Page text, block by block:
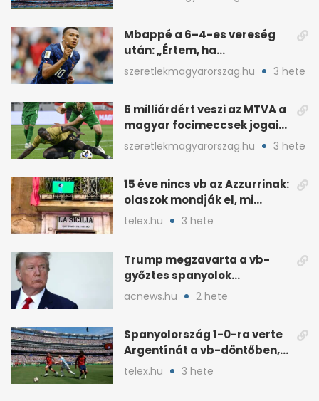
Mbappé a 6–4-es vereség
után: „Értem, ha
pofátlanságnak tűnt”
szeretlekmagyarorszag.hu 3 hete
6 milliárdért veszi az MTVA a
magyar focimeccsek jogait
a 2026–27-es idényre
szeretlekmagyarorszag.hu 3 hete
15 éve nincs vb az Azzurrinak:
olaszok mondják el, mi
romlott el
telex.hu 3 hete
Trump megzavarta a vb-
győztes spanyolok
ünneplését a trófeaátadón
acnews.hu 2 hete
Spanyolország 1-0-ra verte
Argentínát a vb-döntőben,
hosszabbításban
telex.hu 3 hete